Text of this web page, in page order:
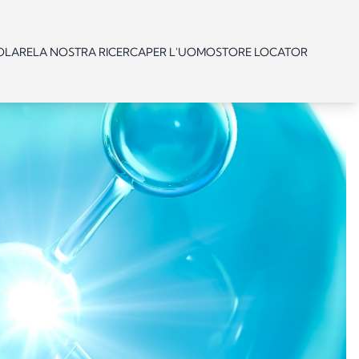
LA NOSTRA RICERCAPER L'UOMOSTORE LOCATOR